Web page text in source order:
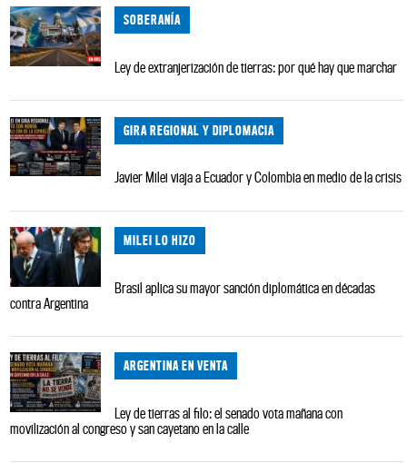
SOBERANÍA
Ley de extranjerización de tierras: por qué hay que marchar
GIRA REGIONAL Y DIPLOMACIA
Javier Milei viaja a Ecuador y Colombia en medio de la crisis
MILEI LO HIZO
Brasil aplica su mayor sanción diplomática en décadas
contra Argentina
ARGENTINA EN VENTA
Ley de tierras al filo: el senado vota mañana con
movilización al congreso y san cayetano en la calle